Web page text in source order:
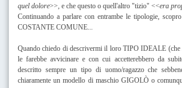
quel dolore>>, e che questo o quell'altro "tizio" <<era
Continuando a parlare con entrambe le tipologie,
COSTANTE COMUNE...
Quando chiedo di descrivermi il loro TIPO IDEALE (che
le farebbe avvicinare e con cui accetterebbero da
descritto sempre un tipo di uomo/ragazzo che
chiaramente un modello di maschio GIGOLÒ o